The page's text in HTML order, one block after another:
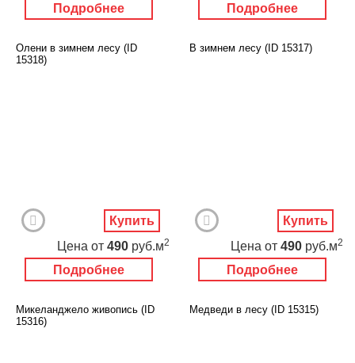
Подробнее Подробнее
Олени в зимнем лесу (ID
15318)
Подробнее
Цена от 490 руб.м2
Купить
В зимнем лесу (ID 15317)
Подробнее
Цена от 490 руб.м2
Купить
Микеланджело живопись (ID
15316)
Медведи в лесу (ID 15315)